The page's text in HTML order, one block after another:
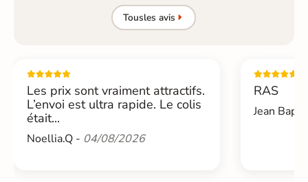
Tousles avis
Les prix sont vraiment attractifs.
L’envoi est ultra rapide. Le colis
était...
Noellia.Q - 04/08/2026
RAS
Jean